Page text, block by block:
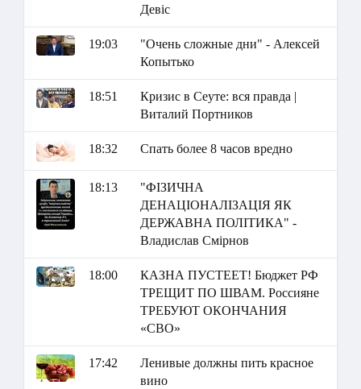
Девіс
19:03
"Очень сложные дни" - Алексей
Копытько
18:51
Кризис в Сеуте: вся правда |
Виталий Портников
18:32 Спать более 8 часов вредно
18:13
"ФІЗИЧНА
ДЕНАЦІОНАЛІЗАЦІЯ ЯК
ДЕРЖАВНА ПОЛІТИКА" -
Владислав Смірнов
18:00
КАЗНА ПУСТЕЕТ! Бюджет РФ
ТРЕЩИТ ПО ШВАМ. Россияне
ТРЕБУЮТ ОКОНЧАНИЯ
«СВО»
17:42
Ленивые должны пить красное
вино